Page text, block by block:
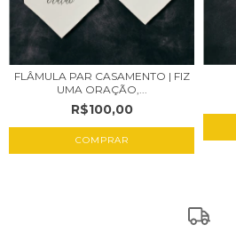
FLÂMULA PAR CASAMENTO | FIZ
UMA ORAÇÃO,...
R$100,00
COMPRAR